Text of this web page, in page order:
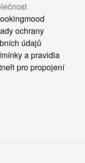
ochrany
údajů
a pravidla
pro propojení